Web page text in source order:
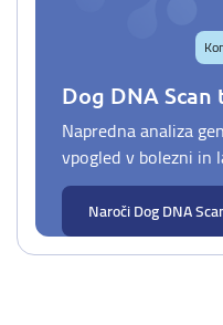
Dog DNA Scan
Napredna analiza
vpogled v bolezni in
Naroči Dog DNA